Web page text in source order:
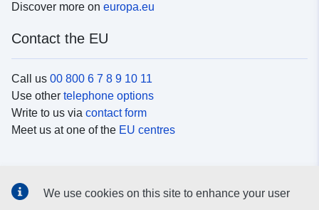
Discover more on europa.eu
Contact the EU
Call us 00 800 6 7 8 9 10 11
Use other telephone options
Write to us via contact form
Meet us at one of the EU centres
We use cookies on this site to enhance your user